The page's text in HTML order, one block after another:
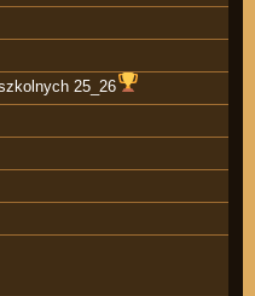
25_26